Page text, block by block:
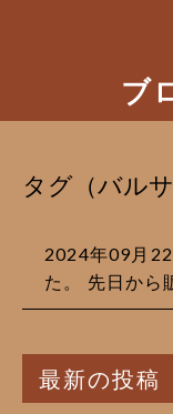
ブ
タグ（バル
2024年09月
た。 先日から
最新の投稿